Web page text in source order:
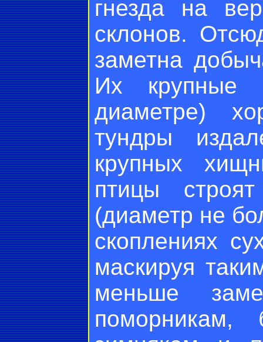
гнезда на
склонов.
заметна
Их
диаметре)
тундры
крупных
птицы
(диаметр не
скоплениях
маскируя
меньше
поморникам,